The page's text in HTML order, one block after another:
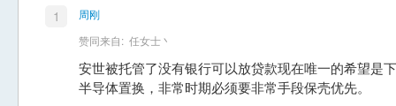
1
周刚
赞同来自: 任女士丶
安世被托管了没有银行可以放贷款现在唯一的希望是
半导体置换，非常时期必须要非常手段保壳优先。